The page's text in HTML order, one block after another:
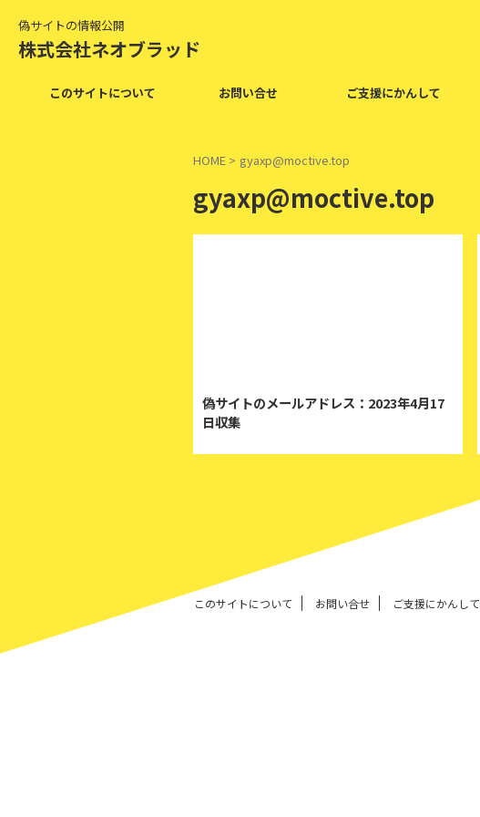
偽サイトの情報公開
株式会社ネオブラッド
このサイトについて お問い合せ ご支援にかんして
HOME > gyaxp@moctive.top
gyaxp@moctive.top
偽サイトのメールアドレス：2023年4月17
日収集
このサイトについて お問い合せ ご支援にかんして